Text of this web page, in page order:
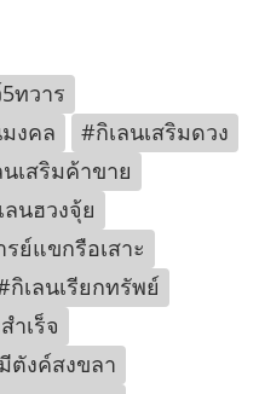
ทวาร
งคล
#กิเลนเสริมดวง
เสริมค้าขาย
ลนฮวงจุ้ย
ย์แขกรือเสาะ
กิเลนเรียกทรัพย์
ำเร็จ
ตังค์สงขลา